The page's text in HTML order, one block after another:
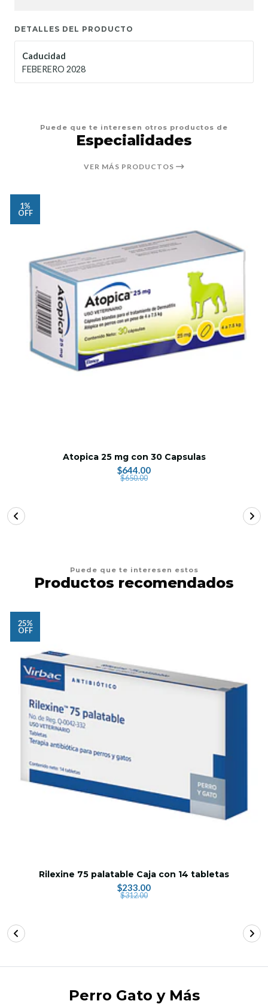
DETALLES DEL PRODUCTO
Caducidad
FEBERERO 2028
Puede que te interesen otros productos de
Especialidades
VER MÁS PRODUCTOS
1%
OFF
Atopica 25 mg con 30 Capsulas
$644.00
$650.00
Puede que te interesen estos
Productos recomendados
25%
OFF
Rilexine 75 palatable Caja con 14 tabletas
$233.00
$312.00
Perro Gato y Más